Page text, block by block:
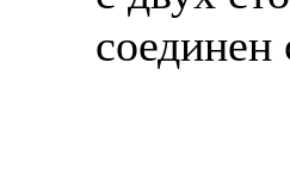
соединен